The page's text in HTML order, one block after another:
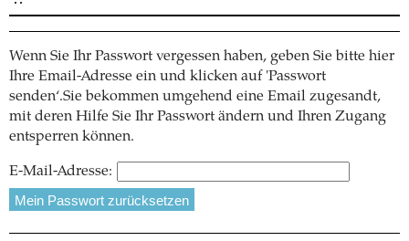
Wenn Sie Ihr Passwort vergessen haben, geben Sie bitte hier
Ihre Email-Adresse ein und klicken auf 'Passwort
senden‘.Sie bekommen umgehend eine Email zugesandt,
mit deren Hilfe Sie Ihr Passwort ändern und Ihren Zugang
entsperren können.
E-Mail-Adresse: